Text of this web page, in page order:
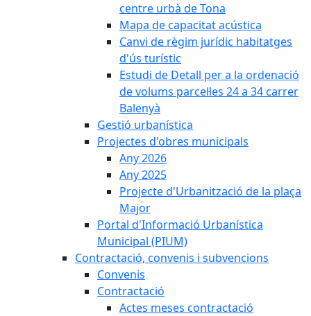
centre urbà de Tona
Mapa de capacitat acústica
Canvi de règim jurídic habitatges
d'ús turístic
Estudi de Detall per a la ordenació
de volums parcel·les 24 a 34 carrer
Balenyà
Gestió urbanística
Projectes d'obres municipals
Any 2026
Any 2025
Projecte d'Urbanització de la plaça
Major
Portal d'Informació Urbanística
Municipal (PIUM)
Contractació, convenis i subvencions
Convenis
Contractació
Actes meses contractació